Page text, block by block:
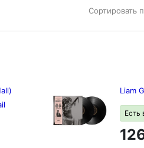
Сортировать
Liam
Есть